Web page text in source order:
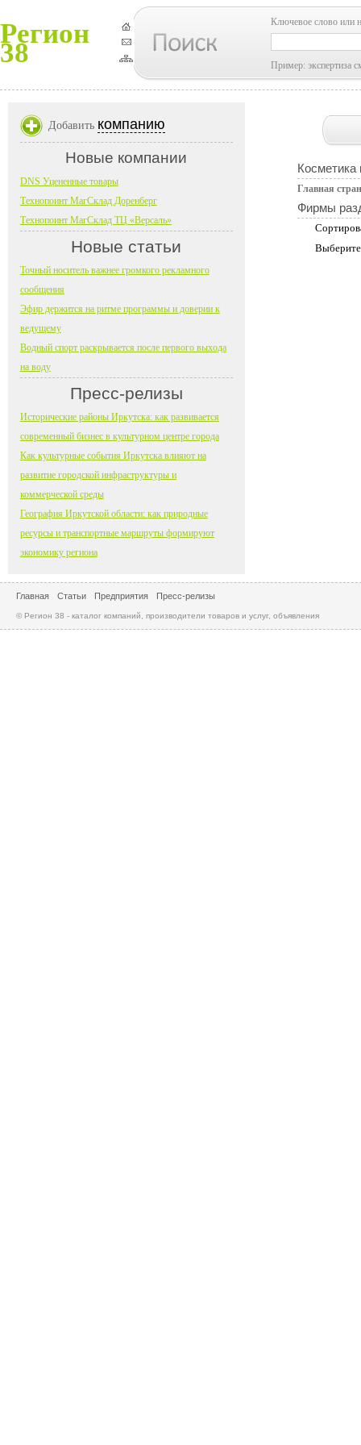
Регион
38
Ключевое слово или
Пример: экспертиза
Главная
Фирмы
Добавить компанию
Новые компании
DNS Уцененные товары
Технопоинт МагСклад Доренберг
Технопоинт МагСклад ТЦ «Версаль»
Новые статьи
Точный носитель важнее громкого рекламного
сообщения
Эфир держится на ритме программы и доверии к
ведущему
Водный спорт раскрывается после первого выхода
на воду
Пресс-релизы
Исторические районы Иркутска: как развивается
современный бизнес в культурном центре города
Как культурные события Иркутска влияют на
развитие городской инфраструктуры и
коммерческой среды
География Иркутской области: как природные
ресурсы и транспортные маршруты формируют
экономику региона
Главная Статьи Предприятия Пресс-релизы
© Регион 38 - каталог компаний, производители товаров и услуг, объявления